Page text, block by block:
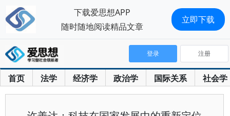
首页 法学 经济学 政治学 国际关系 社会学
登录 注册
下载爱思想APP
随时随地阅读精品文章
立即下载